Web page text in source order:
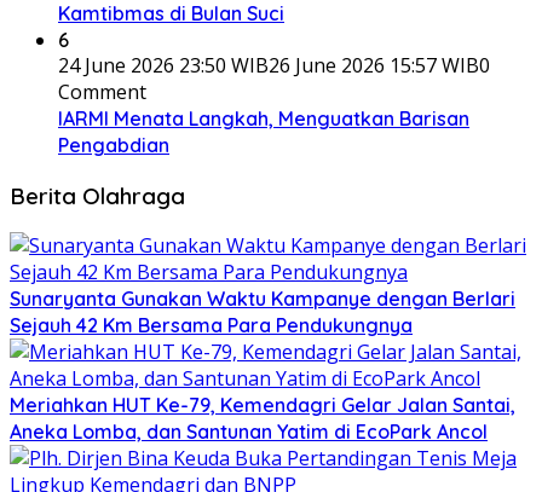
Kamtibmas di Bulan Suci
6
24 June 2026 23:50 WIB26 June 2026 15:57 WIB0
Comment
IARMI Menata Langkah, Menguatkan Barisan
Pengabdian
Berita Olahraga
Sunaryanta Gunakan Waktu Kampanye dengan Berlari
Sejauh 42 Km Bersama Para Pendukungnya
Meriahkan HUT Ke-79, Kemendagri Gelar Jalan Santai,
Aneka Lomba, dan Santunan Yatim di EcoPark Ancol